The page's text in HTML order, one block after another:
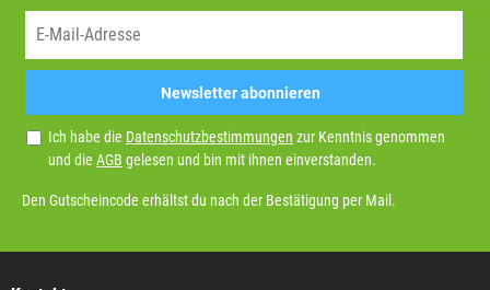
Newsletter abonnieren
Ich habe die Datenschutzbestimmungen zur Kenntnis genommen
und die AGB gelesen und bin mit ihnen einverstanden.
Den Gutscheincode erhältst du nach der Bestätigung per Mail.